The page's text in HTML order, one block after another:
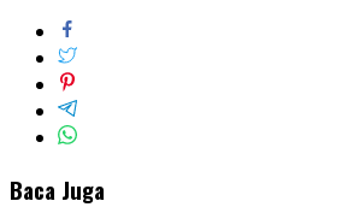
Baca Juga